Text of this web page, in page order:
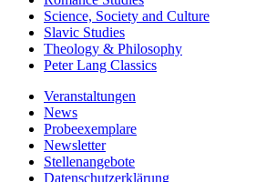
Science, Society and Culture
Slavic Studies
Theology & Philosophy
Peter Lang Classics
Veranstaltungen
News
Probeexemplare
Newsletter
Stellenangebote
Datenschutzerklärung